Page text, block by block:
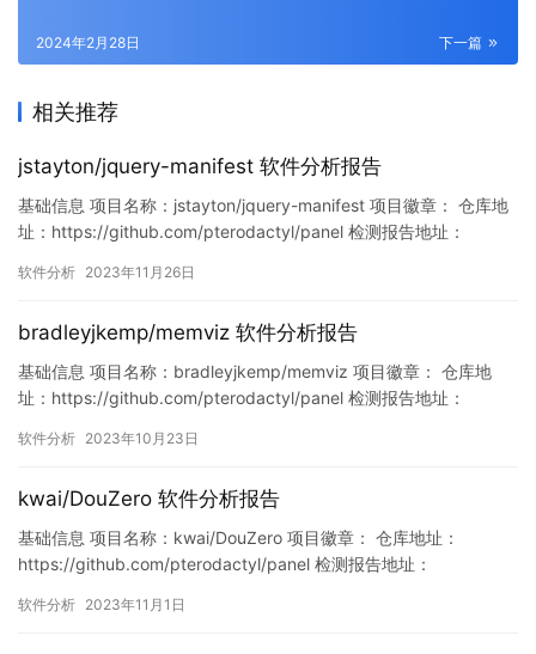
下一篇
2024年2月28日
相关推荐
jstayton/jquery-manifest 软件分析报告
基础信息 项目名称：jstayton/jquery-manifest 项目徽章： 仓库地
址：https://github.com/pterodactyl/panel 检测报告地址：
3216/1728567162603261952 此报告由Murph…
软件分析 2023年11月26日
bradleyjkemp/memviz 软件分析报告
基础信息 项目名称：bradleyjkemp/memviz 项目徽章： 仓库地
址：https://github.com/pterodactyl/panel 检测报告地址：
6176/1716442331925495808 此报告由Murphysec提…
软件分析 2023年10月23日
kwai/DouZero 软件分析报告
基础信息 项目名称：kwai/DouZero 项目徽章： 仓库地址：
https://github.com/pterodactyl/panel 检测报告地址：
83264/1719603288370446336 此报告由Murphysec提供 漏洞
软件分析 2023年11月1日